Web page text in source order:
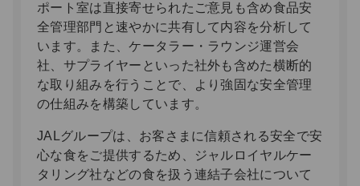
ポート室は直接寄せられたご意見も含め食品安
全管理部門と速やかに共有して内容を分析して
います。また、ケータラー・ラウンジ運営会
社、サプライヤーといった社外も含めた横断的
な取り組みを行うことで、より強固な安全管理
の仕組みを構築しています。
JALグループは、お客さまに信頼される安全で安
心な食をご提供するため、ジャルロイヤルケー
タリング社などの食を扱う連結子会社について